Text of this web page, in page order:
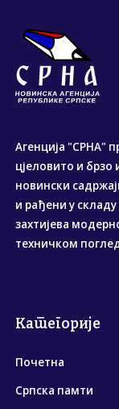
Агенција "СРНА"
цјеловито и брзо
новински
и рађени у
захтијева
техничком
Категорије
Почетна
Српска памти